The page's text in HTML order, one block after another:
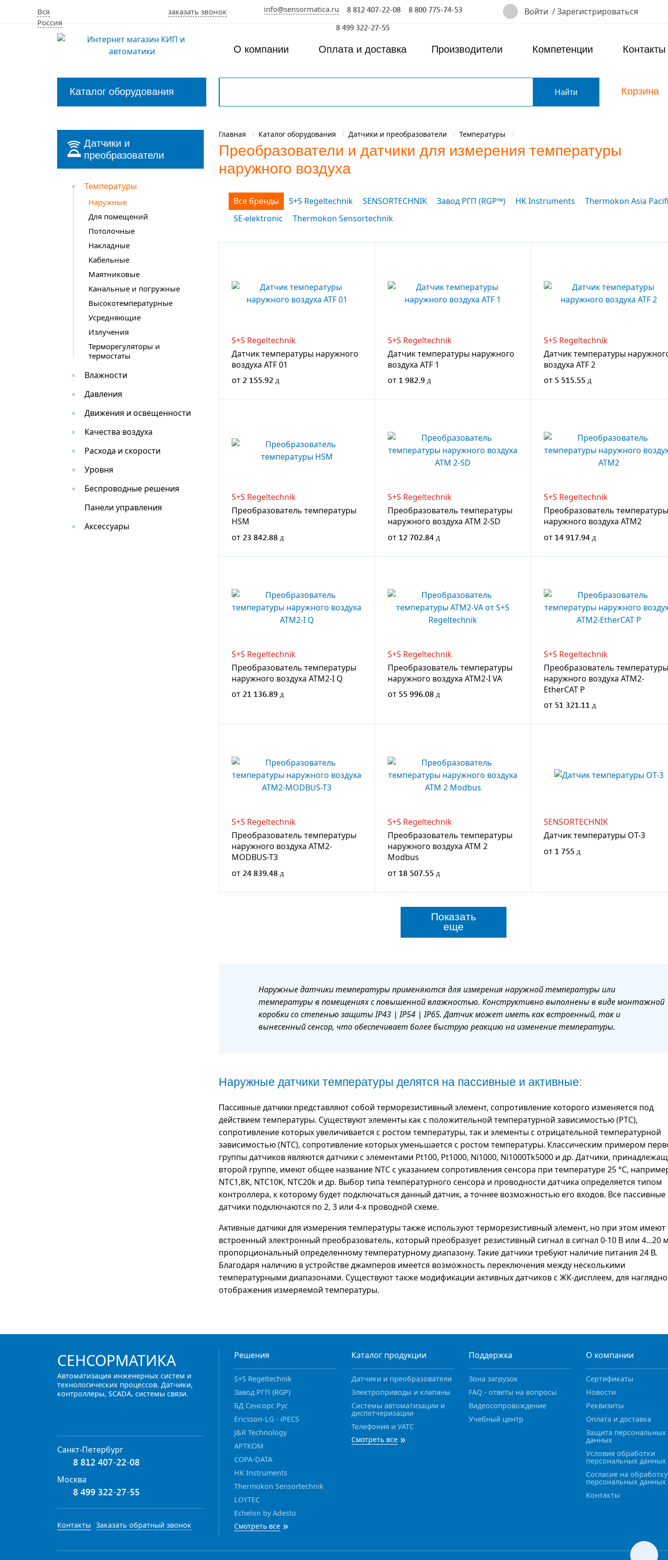
Вся
Россия
заказать звонок info@sensormatica.ru 8 812 407-22-08
8 800 775-74-53
8 499 322-27-55
Войти /Зарегистрироваться
О компании Оплата и доставка Производители Компетенции Контакты
Каталог оборудования Корзина
Датчики и
преобразователи
Температуры
Наружные
Для помещений
Потолочные
Накладные
Кабельные
Маятниковые
Канальные и погружные
Высокотемпературные
Усредняющие
Излучения
Терморегуляторы и
термостаты
Влажности
Давления
Движения и освещенности
Качества воздуха
Расхода и скорости
Уровня
Беспроводные решения
Панели управления
Аксессуары
Главная Каталог оборудования Датчики и преобразователи Температуры
Преобразователи и датчики для измерения температуры
наружного воздуха
Все бренды S+S Regeltechnik SENSORTECHNIK Завод РГП (RGP™) HK Instruments
Thermokon Asia
SE-elektronic
Thermokon Sensortechnik
S+S Regeltechnik
Датчик температуры наружного
воздуха ATF 01
от 2 155.92
S+S Regeltechnik
Датчик температуры наружного
воздуха ATF 1
от 1 982.9
S+S Regeltechnik
Датчик температуры
воздуха ATF 2
от 5 515.55
S+S Regeltechnik
Преобразователь температуры
HSM
от 23 842.88
S+S Regeltechnik
Преобразователь температуры
наружного воздуха ATM 2-SD
от 12 702.84
S+S Regeltechnik
Преобразователь температуры
наружного воздуха ATM2
от 14 917.94
S+S Regeltechnik
Преобразователь температуры
наружного воздуха ATM2-I Q
от 21 136.89
S+S Regeltechnik
Преобразователь температуры
наружного воздуха ATM2-I VA
от 55 996.08
S+S Regeltechnik
Преобразователь температуры
наружного воздуха ATM2-
EtherCAT P
от 51 321.11
S+S Regeltechnik
Преобразователь температуры
наружного воздуха ATM2-
MODBUS-T3
от 24 839.48
S+S Regeltechnik
Преобразователь температуры
наружного воздуха ATM 2
Modbus
от 18 507.55
SENSORTECHNIK
Датчик температуры OT-3
от 1 755
Показать
еще
Наружные датчики температуры применяются для измерения наружной температуры или
температуры в помещениях с повышенной влажностью. Конструктивно выполнены в виде монтажной
коробки со степенью защиты IP43 | IP54 | IP65. Датчик может иметь как встроенный, так и
вынесенный сенсор, что обеспечивает более быструю реакцию на изменение температуры.
Наружные датчики температуры делятся на пассивные и активные:
Пассивные датчики представляют собой терморезистивный элемент, сопротивление которого изменяется под
действием температуры. Существуют элементы как с положительной температурной зависимостью (PTC),
сопротивление которых увеличивается с ростом температуры, так и элементы с отрицательной температурной
зависимостью (NTC), сопротивление которых уменьшается с ростом температуры. Классическим примером
группы датчиков являются датчики с элементами Pt100, Pt1000, Ni1000, Ni1000Tk5000 и др. Датчики,
второй группе, имеют общее название NTC с указанием сопротивления сенсора при температуре 25 °C,
NTC1,8K, NTC10K, NTC20k и др. Выбор типа температурного сенсора и проводности датчика определяется типом
контроллера, к которому будет подключаться данный датчик, а точнее возможностью его входов. Все пассивные
датчики подключаются по 2, 3 или 4-х проводной схеме.
Активные датчики для измерения температуры также используют терморезистивный элемент, но при этом имеют
встроенный электронный преобразователь, который преобразует резистивный сигнал в сигнал 0-10 В или 4...20
пропорциональный определенному температурному диапазону. Такие датчики требуют наличие питания 24 В.
Благодаря наличию в устройстве джамперов имеется возможность переключения между несколькими
температурными диапазонами. Существуют также модификации активных датчиков с ЖК-дисплеем, для
отображения измеряемой температуры.
СЕНСОРМАТИКА
Автоматизация инженерных систем и
технологических процессов. Датчики,
контроллеры, SCADA, системы связи.
Санкт-Петербург
8 812 407-22-08
Москва
8 499 322-27-55
Контакты Заказать обратный звонок
Решения
S+S Regeltechnik
Завод РГП (RGP)
БД Сенсорс Рус
Ericsson-LG - iPECS
J&R Technology
АРТКОМ
COPA-DATA
HK Instruments
Thermokon Sensortechnik
LOYTEC
Echelon by Adesto
Смотреть все »
Каталог продукции
Датчики и преобразователи
Электроприводы и клапаны
Системы автоматизации и
диспетчеризации
Телефония и УАТС
Смотреть все »
Поддержка
Зона загрузок
FAQ - ответы на вопросы
Видеосопровождение
Учебный центр
О компании
Сертификаты
Новости
Реквизиты
Оплата и доставка
Защита персональных
данных
Условия обработки
персональных данных
Согласие на обработку
персональных данных
Контакты